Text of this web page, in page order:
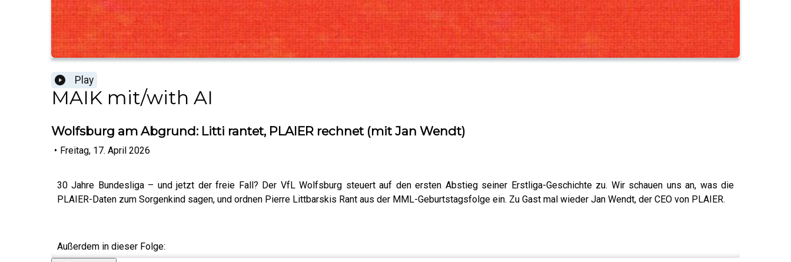
Play
MAIK mit/with AI
Wolfsburg am Abgrund: Litti rantet, PLAIER rechnet (mit Jan Wendt)
• Freitag, 17. April 2026
30 Jahre Bundesliga – und jetzt der freie Fall? Der VfL Wolfsburg steuert auf den ersten Abstieg seiner Erstliga-Geschichte zu. Wir schauen uns an, was die
PLAIER-Daten zum Sorgenkind sagen, und ordnen Pierre Littbarskis Rant aus der MML-Geburtstagsfolge ein. Zu Gast mal wieder Jan Wendt, der CEO von PLAIER.
Außerdem in dieser Folge: